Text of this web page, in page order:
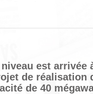
est arrivée
de réalisation
de 40